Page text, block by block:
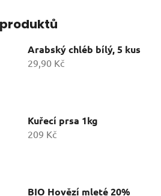
produktů
Arabský chléb bílý, 5 kus
29,90 Kč
Kuřecí prsa 1kg
209 Kč
BIO Hovězí mleté 20%